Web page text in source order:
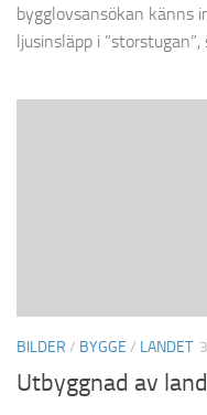
bygglovsansökan känns
ljusinsläpp i
BILDER / BYGGE / LANDET
Utbyggnad av